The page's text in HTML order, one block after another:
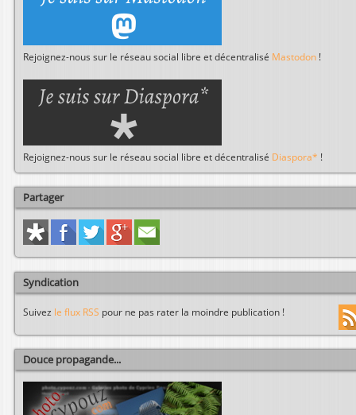
Rejoignez-nous sur le réseau social libre et décentralisé Mastodon !
Rejoignez-nous sur le réseau social libre et décentralisé Diaspora* !
Partager
Syndication
Suivez le flux RSS pour ne pas rater la moindre publication !
Douce propagande...